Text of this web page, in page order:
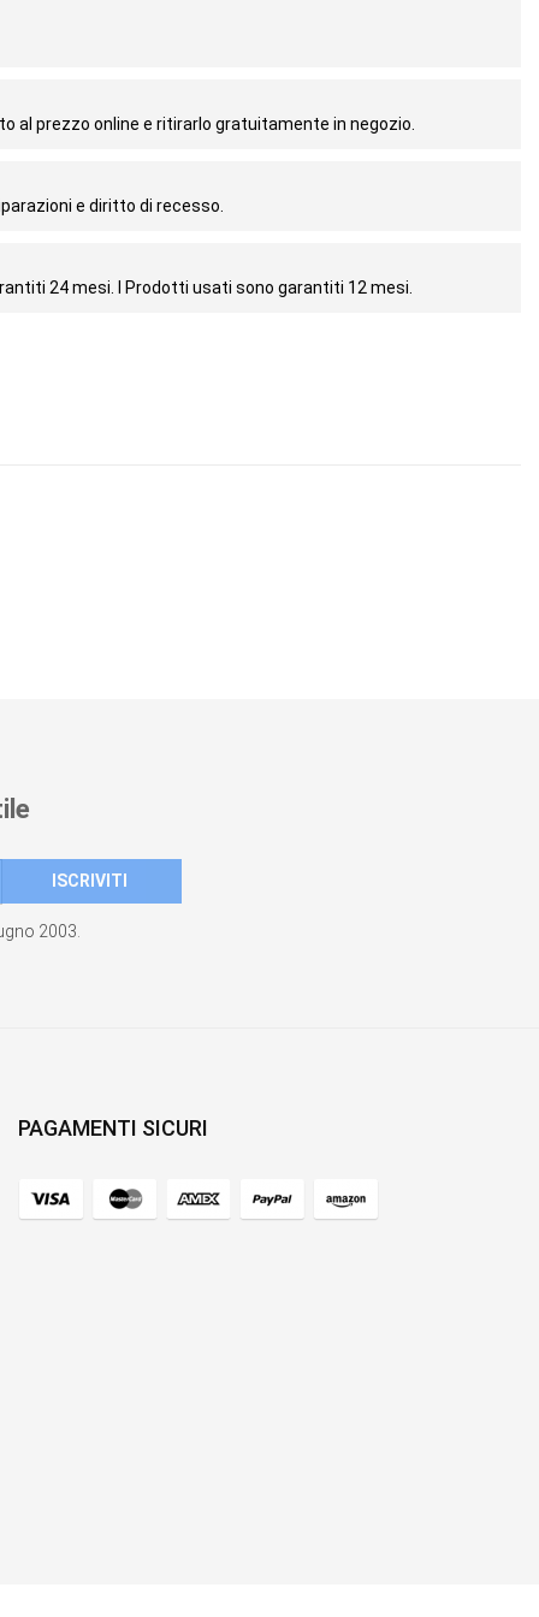
al prezzo online e ritirarlo gratuitamente in negozio.
e diritto di recesso.
24 mesi. I Prodotti usati sono garantiti 12 mesi.
2003.
PAGAMENTI SICURI